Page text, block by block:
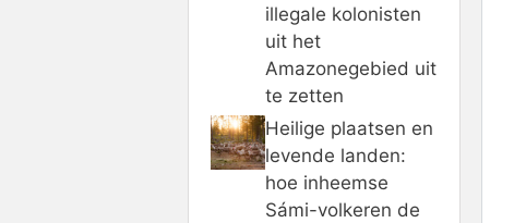
illegale kolonisten
uit het
Amazonegebied uit
te zetten
Heilige plaatsen en
levende landen:
hoe inheemse
Sámi-volkeren de